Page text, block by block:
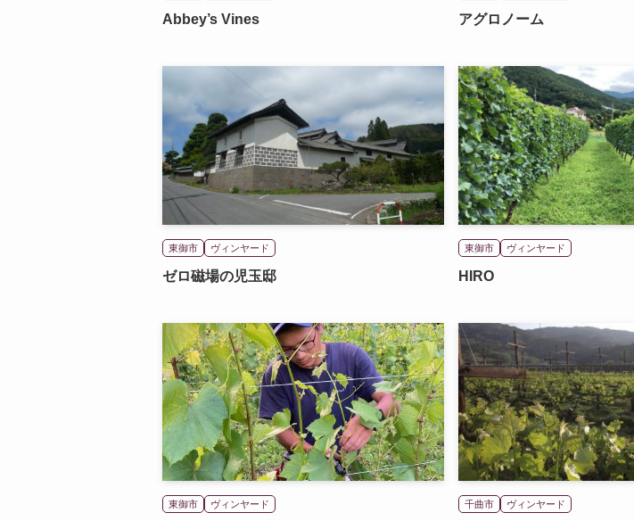
Abbey’s Vines アグロノーム
東御市 ヴィンヤード
ゼロ磁場の児玉邸
東御市 ヴィンヤード
HIRO
東御市 ヴィンヤード 千曲市 ヴィンヤード